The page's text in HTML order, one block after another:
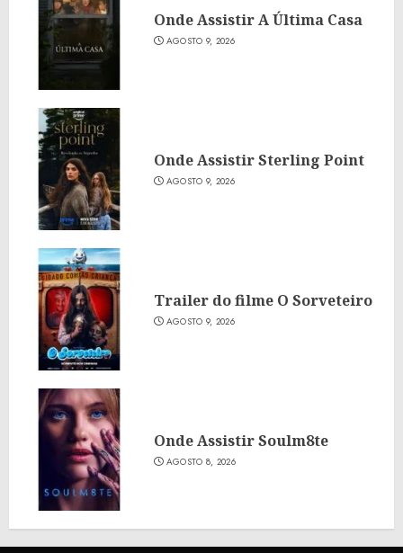
Onde Assistir A Última Casa
AGOSTO 9, 2026
Onde Assistir Sterling Point
AGOSTO 9, 2026
Trailer do filme O Sorveteiro
AGOSTO 9, 2026
Onde Assistir Soulm8te
AGOSTO 8, 2026